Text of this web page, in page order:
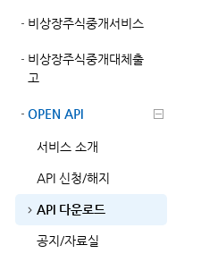
비상장주식중개서비스
비상장주식중개대체출
고
OPEN API
서비스 소개
API 신청/해지
API 다운로드
공지/자료실